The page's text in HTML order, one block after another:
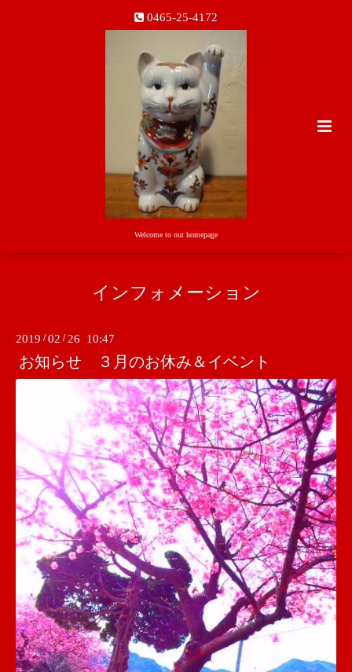
0465-25-4172
Welcome to our homepage
インフォメーション
2019 /02 / 26 10:47
お知らせ ３月のお休み＆イベント